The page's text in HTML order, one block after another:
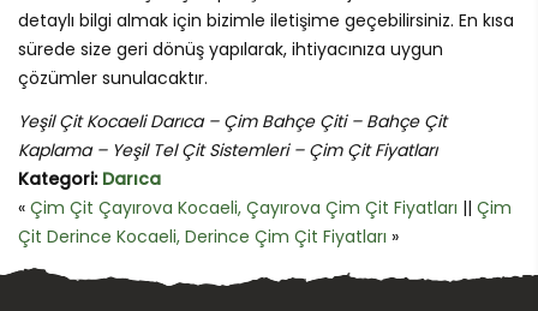
detaylı bilgi almak için bizimle iletişime geçebilirsiniz. En kısa
sürede size geri dönüş yapılarak, ihtiyacınıza uygun
çözümler sunulacaktır.
Yeşil Çit Kocaeli Darıca – Çim Bahçe Çiti – Bahçe Çit
Kaplama – Yeşil Tel Çit Sistemleri – Çim Çit Fiyatları
Kategori: Darıca
« Çim Çit Çayırova Kocaeli, Çayırova Çim Çit Fiyatları || Çim
Çit Derince Kocaeli, Derince Çim Çit Fiyatları »